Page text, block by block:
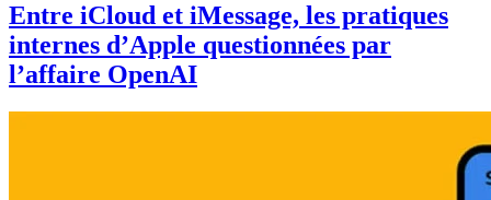
Entre iCloud et iMessage, les pratiques
internes d’Apple questionnées par
l’affaire OpenAI